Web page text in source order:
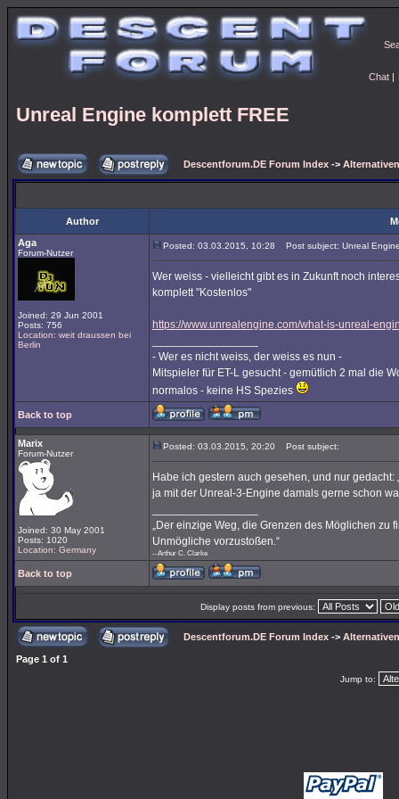
Chat |
Unreal Engine komplett FREE
Descentforum.DE Forum Index ->
Author
Aga
Forum-Nutzer
Joined: 29 Jun 2001
Posts: 756
Location: weit draussen bei
Berlin
Posted: 03.03.2015, 10:28 Post subject: Unreal
Wer weiss - vielleicht gibt es in Zukunft noch
komplett "Kostenlos"
https://www.unrealengine.com/what-is-unreal-
- Wer es nicht weiss, der weiss es nun -
Mitspieler für ET-L gesucht - gemütlich 2 mal die
normalos - keine HS Spezies
Back to top
Marix
Forum-Nutzer
Joined: 30 May 2001
Posts: 1020
Location: Germany
Posted: 03.03.2015, 20:20 Post subject:
Habe ich gestern auch gesehen, und nur
ja mit der Unreal-3-Engine damals gerne schon
„Der einzige Weg, die Grenzen des Möglichen
Unmögliche vorzustoßen.“
--Arthur C. Clarke
Back to top
Display posts from previous:
Descentforum.DE Forum Index ->
Page 1 of 1
Jump to: